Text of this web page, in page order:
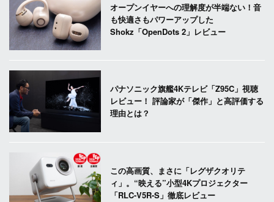
オープンイヤーへの理解度が半端ない！音
も快適さもパワーアップした
Shokz「OpenDots 2」レビュー
パナソニック旗艦4Kテレビ「Z95C」視聴
レビュー！ 評論家が「傑作」と高評価する
理由とは？
この高画質、まさに「レグザクオリテ
ィ」。“映える”小型4Kプロジェクター
「RLC-V5R-S」徹底レビュー